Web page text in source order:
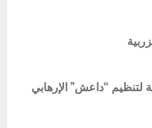
لتنظيم “داعش” الإرهابي